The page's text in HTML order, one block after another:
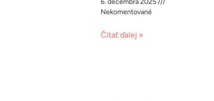
6. decembra 2025
Nekomentované
Čítať ďalej »